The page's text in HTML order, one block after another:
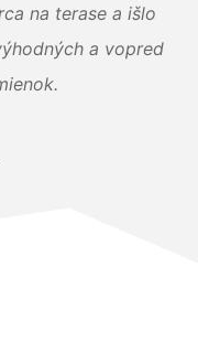
na terase a išlo
a vopred